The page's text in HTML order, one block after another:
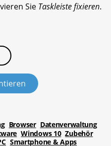
Sie Taskleiste fixieren.
Browser Datenverwaltung
Windows 10 Zubehör
Smartphone & Apps